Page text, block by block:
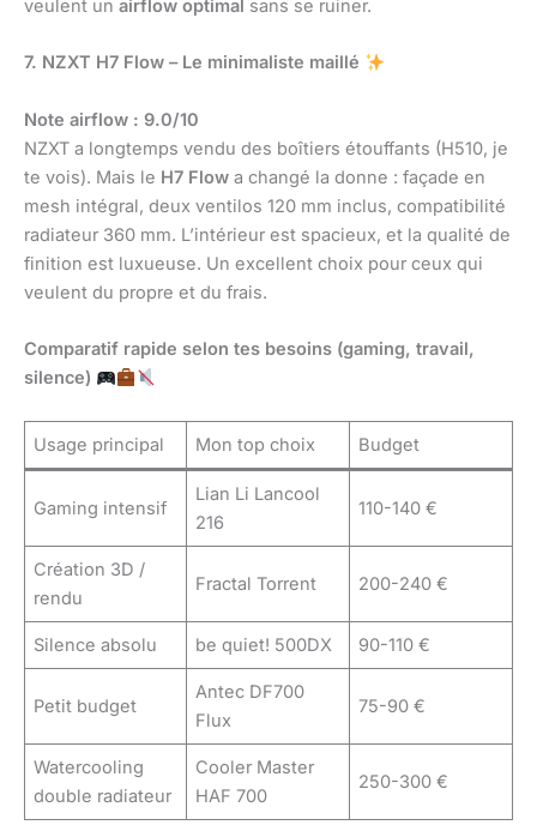
veulent un airflow optimal sans se ruiner.
7. NZXT H7 Flow – Le minimaliste maillé
Note airflow : 9.0/10
NZXT a longtemps vendu des boîtiers étouffants (H510, je
te vois). Mais le H7 Flow a changé la donne : façade en
mesh intégral, deux ventilos 120 mm inclus, compatibilité
radiateur 360 mm. L’intérieur est spacieux, et la qualité de
finition est luxueuse. Un excellent choix pour ceux qui
veulent du propre et du frais.
Comparatif rapide selon tes besoins (gaming, travail,
silence)
Usage principal Mon top choix Budget
Gaming intensif
Lian Li Lancool
216
110-140 €
Création 3D /
rendu
Fractal Torrent 200-240 €
Silence absolu be quiet! 500DX 90-110 €
Petit budget
Antec DF700
Flux
75-90 €
Watercooling
double radiateur
Cooler Master
HAF 700
250-300 €